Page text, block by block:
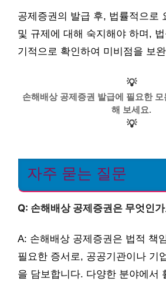
공제증권의 발급 후, 법률적으로
및 규제에 대해 숙지해야 하며,
기적으로 확인하여 미비점을 보
💡
손해배상 공제증권 발급에 필요한 모
해 보세요.
💡
자주 묻는 질문
Q: 손해배상 공제증권은 무엇인
A: 손해배상 공제증권은 법적 책
필요한 증서로, 공공기관이나 기
을 담보합니다. 다양한 분야에서